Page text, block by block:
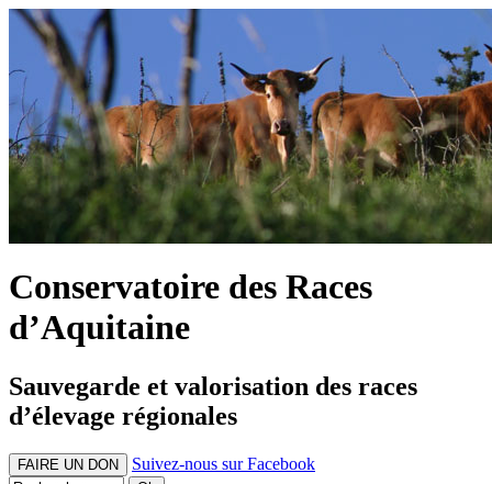
Conservatoire des Races
d’Aquitaine
Sauvegarde et valorisation des races
d’élevage régionales
FAIRE UN DON Suivez-nous sur Facebook